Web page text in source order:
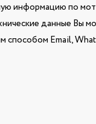
информацию по
данные Вы
способом Email,